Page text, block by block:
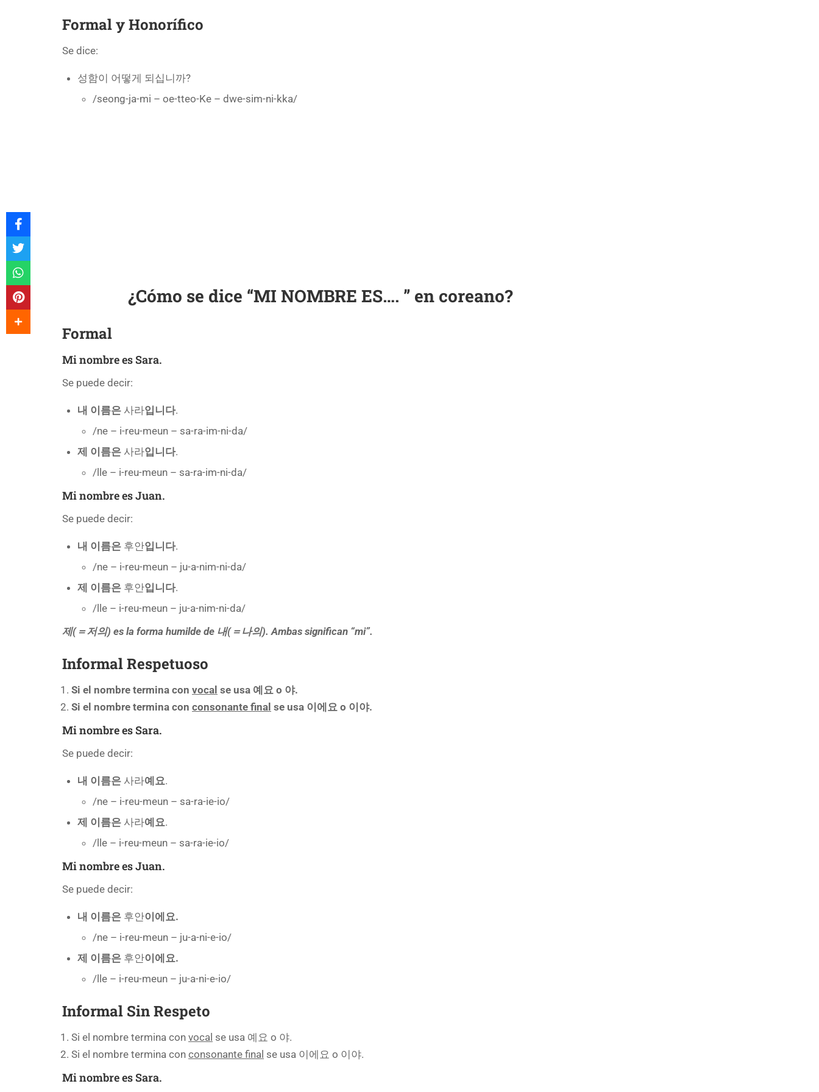
Formal y Honorífico
Se dice:
성함이 어떻게 되십니까?
/seong-ja-mi – oe-tteo-Ke – dwe-sim-ni-kka/
¿Cómo se dice “MI NOMBRE ES…. ” en coreano?
Formal
Mi nombre es Sara.
Se puede decir:
내 이름은 사라입니다.
/ne – i-reu-meun – sa-ra-im-ni-da/
제 이름은 사라입니다.
/lle – i-reu-meun – sa-ra-im-ni-da/
Mi nombre es Juan.
Se puede decir:
내 이름은 후안입니다.
/ne – i-reu-meun – ju-a-nim-ni-da/
제 이름은 후안입니다.
/lle – i-reu-meun – ju-a-nim-ni-da/
제(＝저의) es la forma humilde de 내(＝나의). Ambas significan “mi”.
Informal Respetuoso
Si el nombre termina con vocal se usa 예요 o 야.
Si el nombre termina con consonante final se usa 이에요 o 이야.
Mi nombre es Sara.
Se puede decir:
내 이름은 사라예요.
/ne – i-reu-meun – sa-ra-ie-io/
제 이름은 사라예요.
/lle – i-reu-meun – sa-ra-ie-io/
Mi nombre es Juan.
Se puede decir:
내 이름은 후안이에요.
/ne – i-reu-meun – ju-a-ni-e-io/
제 이름은 후안이에요.
/lle – i-reu-meun – ju-a-ni-e-io/
Informal Sin Respeto
Si el nombre termina con vocal se usa 예요 o 야.
Si el nombre termina con consonante final se usa 이에요 o 이야.
Mi nombre es Sara.